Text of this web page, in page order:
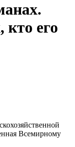
кто его
Всемирному